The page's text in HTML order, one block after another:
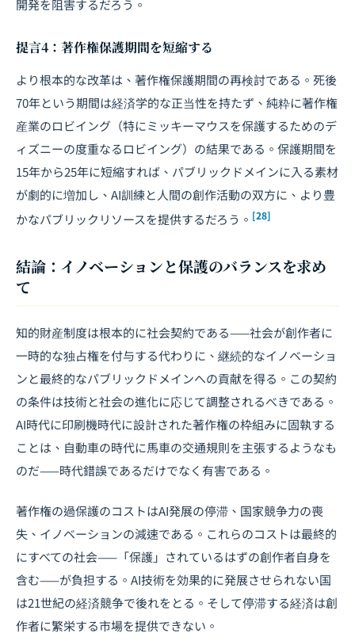
開発を阻害するだろう。
提言4：著作権保護期間を短縮する
より根本的な改革は、著作権保護期間の再検討である。死後
70年という期間は経済学的な正当性を持たず、純粋に著作権
産業のロビイング（特にミッキーマウスを保護するためのデ
ィズニーの度重なるロビイング）の結果である。保護期間を
15年から25年に短縮すれば、パブリックドメインに入る素材
が劇的に増加し、AI訓練と人間の創作活動の双方に、より豊
かなパブリックリソースを提供するだろう。 [28]
結論：イノベーションと保護のバランスを求め
て
知的財産制度は根本的に社会契約である——社会が創作者に
一時的な独占権を付与する代わりに、継続的なイノベーショ
ンと最終的なパブリックドメインへの貢献を得る。この契約
の条件は技術と社会の進化に応じて調整されるべきである。
AI時代に印刷機時代に設計された著作権の枠組みに固執する
ことは、自動車の時代に馬車の交通規則を主張するようなも
のだ——時代錯誤であるだけでなく有害である。
著作権の過保護のコストはAI発展の停滞、国家競争力の喪
失、イノベーションの減速である。これらのコストは最終的
にすべての社会——「保護」されているはずの創作者自身を
含む——が負担する。AI技術を効果的に発展させられない国
は21世紀の経済競争で後れをとる。そして停滞する経済は創
作者に繁栄する市場を提供できない。